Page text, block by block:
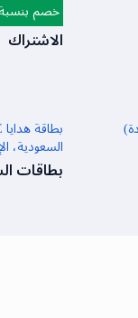
اوديوماك
الاشتراك
خصم بنسبة 10%
السعودية،
بطاقات